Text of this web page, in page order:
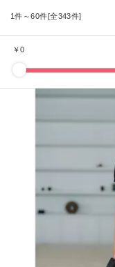
1件～60件[全343件]
￥0